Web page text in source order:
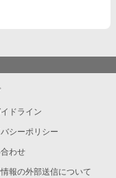
ドライン
シーポリシー
わせ
報の外部送信について